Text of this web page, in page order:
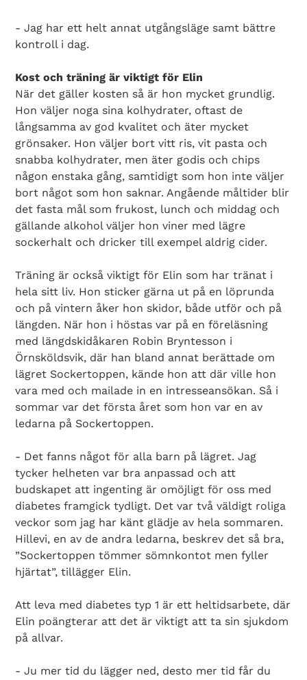
Search Diabetes Wellness Sverige
- Jag har ett helt annat utgångsläge samt bättre
kontroll i dag.
Kost och träning är viktigt för Elin
När det gäller kosten så är hon mycket grundlig.
Hon väljer noga sina kolhydrater, oftast de
långsamma av god kvalitet och äter mycket
grönsaker. Hon väljer bort vitt ris, vit pasta och
snabba kolhydrater, men äter godis och chips
någon enstaka gång, samtidigt som hon inte väljer
bort något som hon saknar. Angående måltider blir
det fasta mål som frukost, lunch och middag och
gällande alkohol väljer hon viner med lägre
sockerhalt och dricker till exempel aldrig cider.
Träning är också viktigt för Elin som har tränat i
hela sitt liv. Hon sticker gärna ut på en löprunda
och på vintern åker hon skidor, både utför och på
längden. När hon i höstas var på en föreläsning
med längdskidåkaren Robin Bryntesson i
Örnsköldsvik, där han bland annat berättade om
lägret Sockertoppen, kände hon att där ville hon
vara med och mailade in en intresseansökan. Så i
sommar var det första året som hon var en av
ledarna på Sockertoppen.
- Det fanns något för alla barn på lägret. Jag
tycker helheten var bra anpassad och att
budskapet att ingenting är omöjligt för oss med
diabetes framgick tydligt. Det var två väldigt roliga
veckor som jag har känt glädje av hela sommaren.
Hillevi, en av de andra ledarna, beskrev det så bra,
”Sockertoppen tömmer sömnkontot men fyller
hjärtat”, tillägger Elin.
Att leva med diabetes typ 1 är ett heltidsarbete, där
Elin poängterar att det är viktigt att ta sin sjukdom
på allvar.
- Ju mer tid du lägger ned, desto mer tid får du